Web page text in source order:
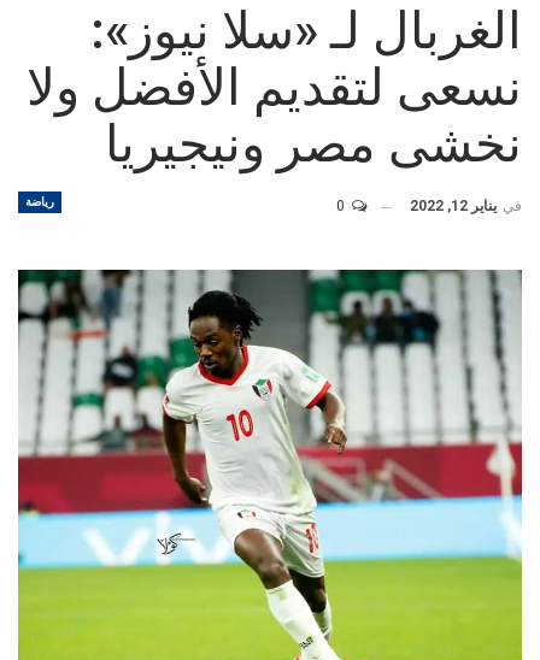
الغربال لـ «سلا نيوز»:
نسعى لتقديم الأفضل ولا
نخشى مصر ونيجيريا
رياضة في يناير 12, 2022